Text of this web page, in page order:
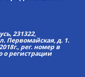
231322,
Первомайская, д. 1.
рег. номер в
о регистрации